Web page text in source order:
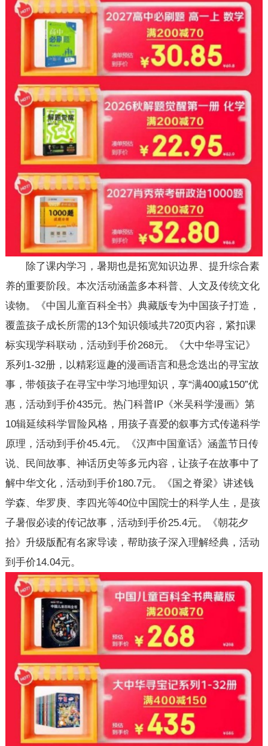
除了课内学习，暑期也是拓宽知识边界、提升综合素
养的重要阶段。本次活动涵盖多本科普、人文及传统文化
读物。《中国儿童百科全书》典藏版专为中国孩子打造，
覆盖孩子成长所需的13个知识领域共720页内容，紧扣课
标实现学科联动，活动到手价268元。《大中华寻宝记》
系列1-32册，以精彩逗趣的漫画语言和悬念迭出的寻宝故
事，带领孩子在寻宝中学习地理知识，享“满400减150”优
惠，活动到手价435元。热门科普IP《米吴科学漫画》第
10辑延续科学冒险风格，用孩子喜爱的叙事方式传递科学
原理，活动到手价45.4元。《汉声中国童话》涵盖节日传
说、民间故事、神话历史等多元内容，让孩子在故事中了
解中华文化，活动到手价180.7元。《国之脊梁》讲述钱
学森、华罗庚、李四光等40位中国院士的科学人生，是孩
子暑假必读的传记故事，活动到手价25.4元。《朝花夕
拾》升级版配有名家导读，帮助孩子深入理解经典，活动
到手价14.04元。